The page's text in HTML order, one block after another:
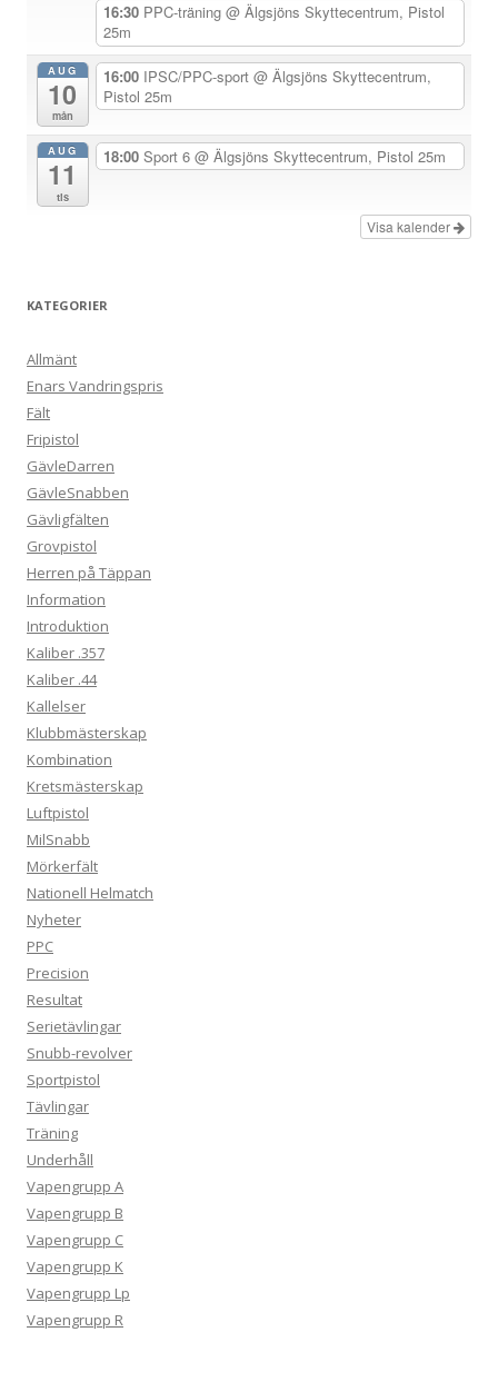
n
16:30 PPC-träning @ Älgsjöns Skyttecentrum, Pistol
25m
AUG
10
mån
16:00 IPSC/PPC-sport @ Älgsjöns Skyttecentrum,
Pistol 25m
AUG
11
tis
18:00 Sport 6 @ Älgsjöns Skyttecentrum, Pistol 25m
Visa kalender
KATEGORIER
Allmänt
Enars Vandringspris
Fält
Fripistol
GävleDarren
GävleSnabben
Gävligfälten
Grovpistol
Herren på Täppan
Information
Introduktion
Kaliber .357
Kaliber .44
Kallelser
Klubbmästerskap
Kombination
Kretsmästerskap
Luftpistol
MilSnabb
Mörkerfält
Nationell Helmatch
Nyheter
PPC
Precision
Resultat
Serietävlingar
Snubb-revolver
Sportpistol
Tävlingar
Träning
Underhåll
Vapengrupp A
Vapengrupp B
Vapengrupp C
Vapengrupp K
Vapengrupp Lp
Vapengrupp R